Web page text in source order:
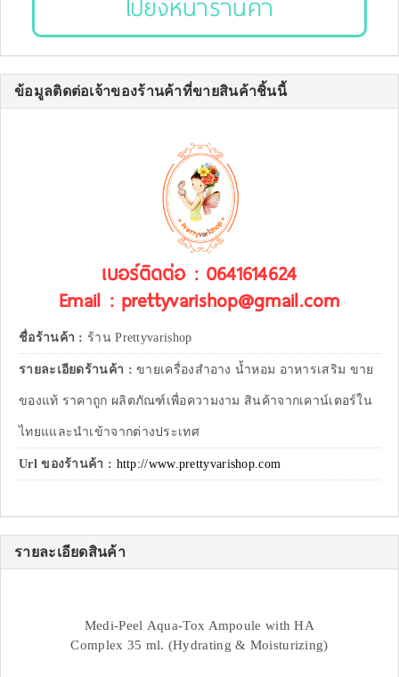
ข้อมูลติดต่อเจ้าของร้านค้าที่ขายสินค้าชิ้นนี้
เบอร์ติดต่อ : 0641614624
Email : prettyvarishop@gmail.com
ชื่อร้านค้า : ร้าน Prettyvarishop
รายละเอียดร้านค้า :ขายเครื่องสำอาง น้ำหอม อาหารเสริม ขาย
ของแท้ ราคาถูก ผลิตภัณฑ์เพื่อความงาม สินค้าจากเคาน์เตอร์ใน
ไทยแและนำเข้าจากต่างประเทศ
Url ของร้านค้า : http://www.prettyvarishop.com
รายละเอียดสินค้า
Medi-Peel Aqua-Tox Ampoule with HA
Complex 35 ml. (Hydrating & Moisturizing)